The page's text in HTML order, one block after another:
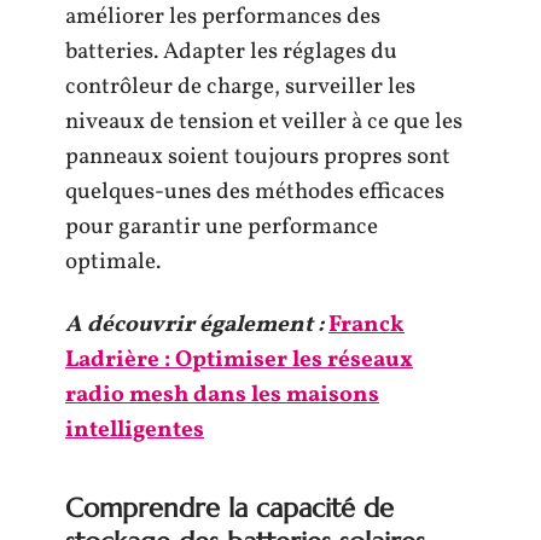
améliorer les performances des
batteries. Adapter les réglages du
contrôleur de charge, surveiller les
niveaux de tension et veiller à ce que les
panneaux soient toujours propres sont
quelques-unes des méthodes efficaces
pour garantir une performance
optimale.
A découvrir également :Franck
Ladrière : Optimiser les réseaux
radio mesh dans les maisons
intelligentes
Comprendre la capacité de